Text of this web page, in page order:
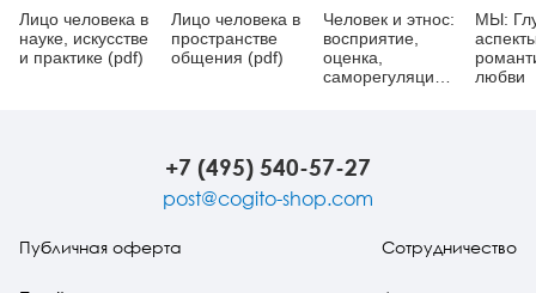
Лицо человека в
науке, искусстве
и практике (pdf)
Лицо человека в
пространстве
общения (pdf)
Человек и этнос:
восприятие,
оценка,
саморегуляция
МЫ:
любви
+7 (495) 540-57-27
post@cogito-shop.com
Публичная оферта Сотрудничество